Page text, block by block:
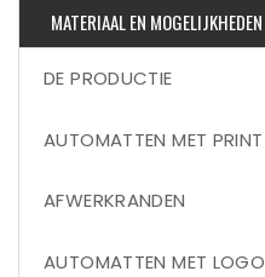
MATERIAAL EN MOGELIJKHEDEN
DE PRODUCTIE
AUTOMATTEN MET PRINT
AFWERKRANDEN
AUTOMATTEN MET LOGO